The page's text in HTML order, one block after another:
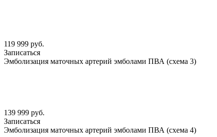
119 999 руб.
Записаться
Эмболизация маточных артерий эмболами ПВА (схема 3)
139 999 руб.
Записаться
Эмболизация маточных артерий эмболами ПВА (схема 4)